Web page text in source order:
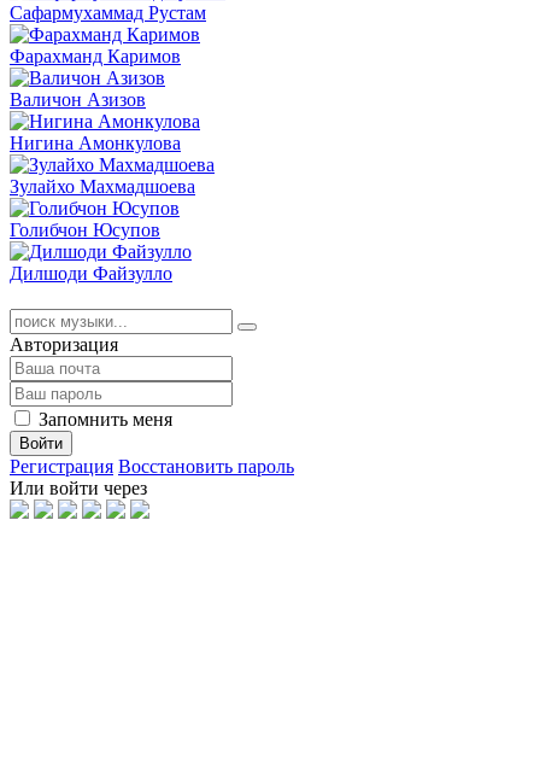
Сафармухаммад Рустам
Фарахманд Каримов
Валичон Азизов
Нигина Амонкулова
Зулайхо Махмадшоева
Голибчон Юсупов
Дилшоди Файзулло
Авторизация
Запомнить меня
Войти
Регистрация Восстановить пароль
Или войти через